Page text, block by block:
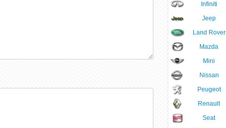
Infiniti
Jeep
Land Rover
Mazda
Mini
Nissan
Peugeot
Renault
Seat